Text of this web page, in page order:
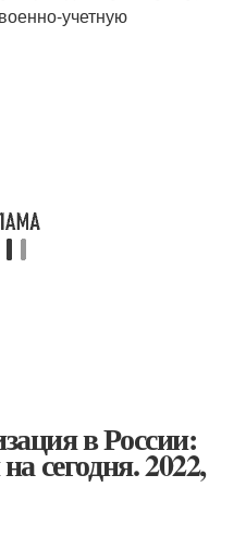
учетную
в России:
сегодня. 2022,